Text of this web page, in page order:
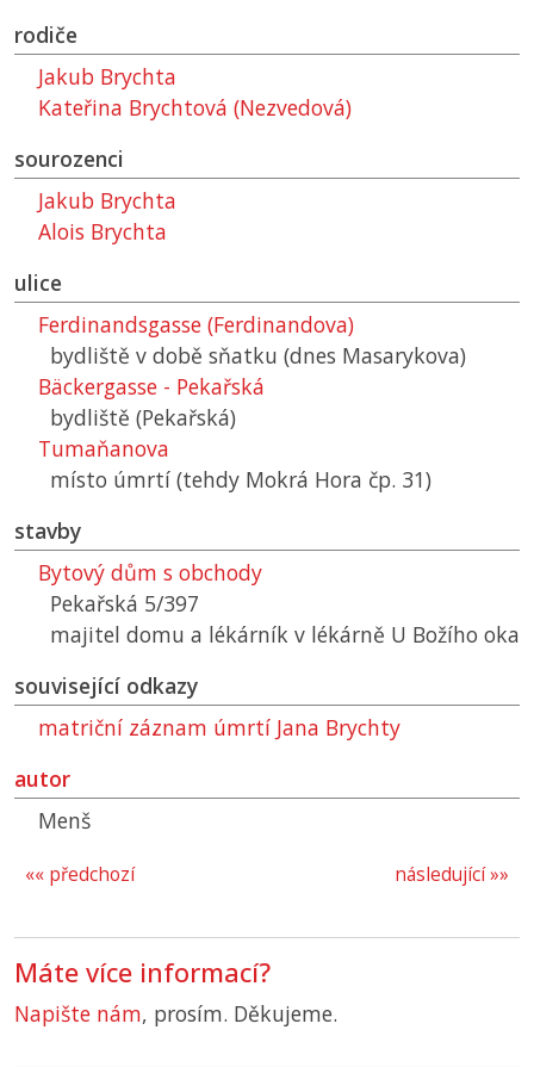
rodiče
Jakub Brychta
Kateřina Brychtová (Nezvedová)
sourozenci
Jakub Brychta
Alois Brychta
ulice
Ferdinandsgasse (Ferdinandova)
bydliště v době sňatku (dnes Masarykova)
Bäckergasse - Pekařská
bydliště (Pekařská)
Tumaňanova
místo úmrtí (tehdy Mokrá Hora čp. 31)
stavby
Bytový dům s obchody
Pekařská 5/397
majitel domu a lékárník v lékárně U Božího oka
související odkazy
matriční záznam úmrtí Jana Brychty
autor
Menš
následující »»
«« předchozí
Máte více informací?
Napište nám, prosím. Děkujeme.